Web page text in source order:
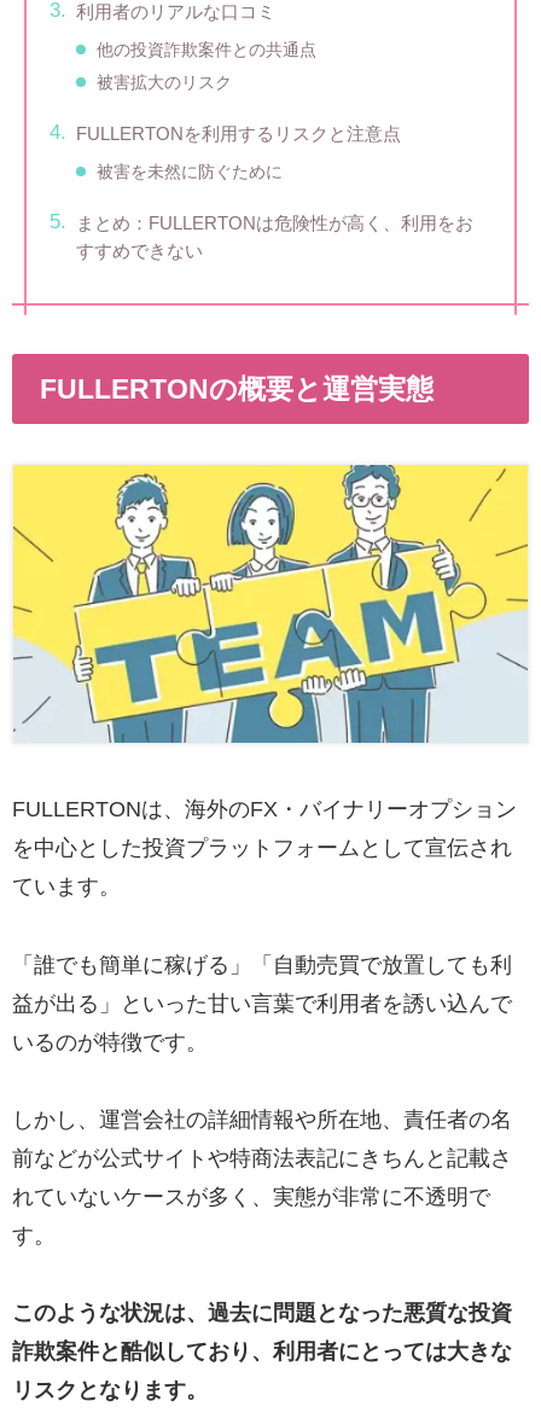
利用者のリアルな口コミ
他の投資詐欺案件との共通点
被害拡大のリスク
FULLERTONを利用するリスクと注意点
被害を未然に防ぐために
まとめ：FULLERTONは危険性が高く、利用をお
すすめできない
FULLERTONの概要と運営実態
FULLERTONは、海外のFX・バイナリーオプション
を中心とした投資プラットフォームとして宣伝され
ています。
「誰でも簡単に稼げる」「自動売買で放置しても利
益が出る」といった甘い言葉で利用者を誘い込んで
いるのが特徴です。
しかし、運営会社の詳細情報や所在地、責任者の名
前などが公式サイトや特商法表記にきちんと記載さ
れていないケースが多く、実態が非常に不透明で
す。
このような状況は、過去に問題となった悪質な投資
詐欺案件と酷似しており、利用者にとっては大きな
リスクとなります。